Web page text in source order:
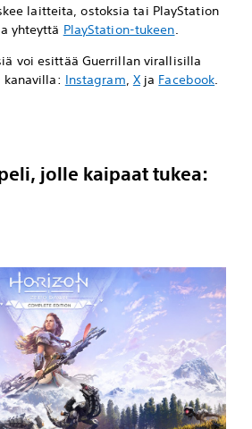
laitteita, ostoksia tai PlayStation
yhteyttä PlayStation-tukeen.
voi esittää Guerrillan virallisilla
kanavilla: Instagram, Xja Facebook.
jolle kaipaat tukea: